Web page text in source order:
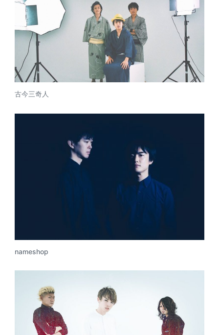
古今三奇人
nameshop